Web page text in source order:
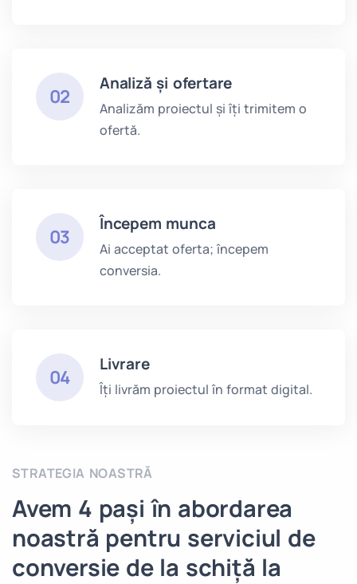
02
Analiză și ofertare
Analizăm proiectul și îți trimitem o
ofertă.
03
Începem munca
Ai acceptat oferta; începem
conversia.
04
Livrare
Îți livrăm proiectul în format digital.
STRATEGIA NOASTRĂ
Avem 4 pași în abordarea
noastră pentru serviciul de
conversie de la schiță la